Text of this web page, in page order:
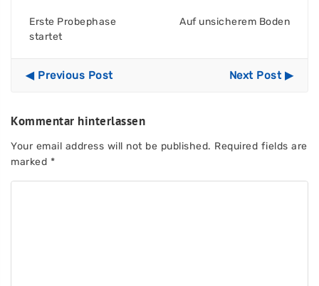
Erste Probephase
startet
Auf unsicherem Boden
◀ Previous Post Next Post ▶
Kommentar hinterlassen
Your email address will not be published. Required fields are
marked *